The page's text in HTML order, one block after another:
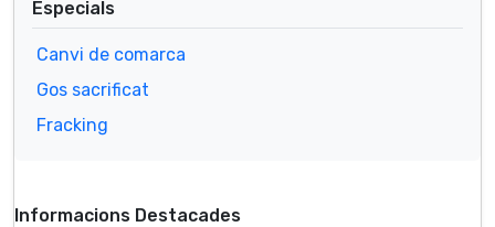
Especials
Canvi de comarca
Gos sacrificat
Fracking
Informacions Destacades